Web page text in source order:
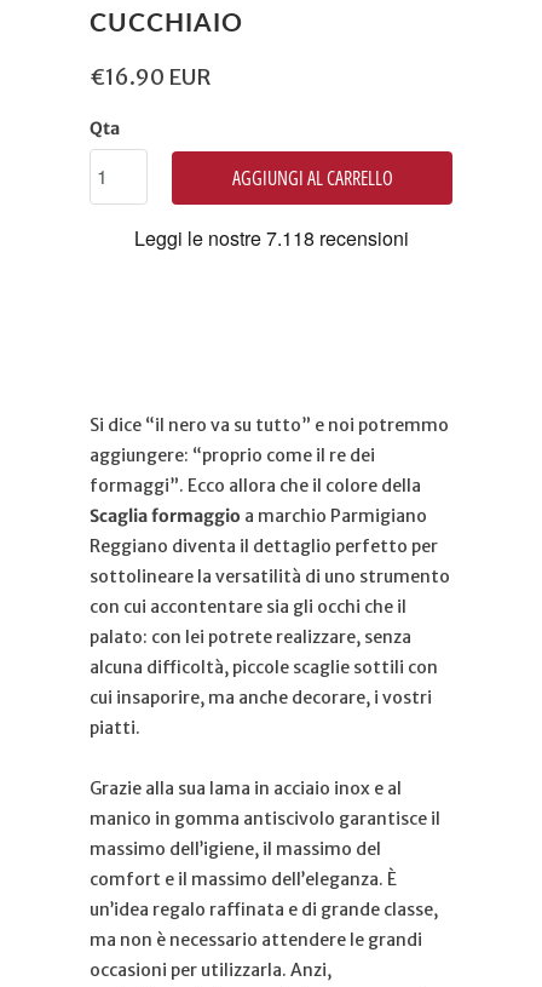
CUCCHIAIO
€16.90 EUR
Qta
AGGIUNGI AL CARRELLO
Si dice “il nero va su tutto” e noi potremmo
aggiungere: “proprio come il re dei
formaggi”. Ecco allora che il colore della
Scaglia formaggio a marchio Parmigiano
Reggiano diventa il dettaglio perfetto per
sottolineare la versatilità di uno strumento
con cui accontentare sia gli occhi che il
palato: con lei potrete realizzare, senza
alcuna difficoltà, piccole scaglie sottili con
cui insaporire, ma anche decorare, i vostri
piatti.
Grazie alla sua lama in acciaio inox e al
manico in gomma antiscivolo garantisce il
massimo dell’igiene, il massimo del
comfort e il massimo dell’eleganza. È
un’idea regalo raffinata e di grande classe,
ma non è necessario attendere le grandi
occasioni per utilizzarla. Anzi,